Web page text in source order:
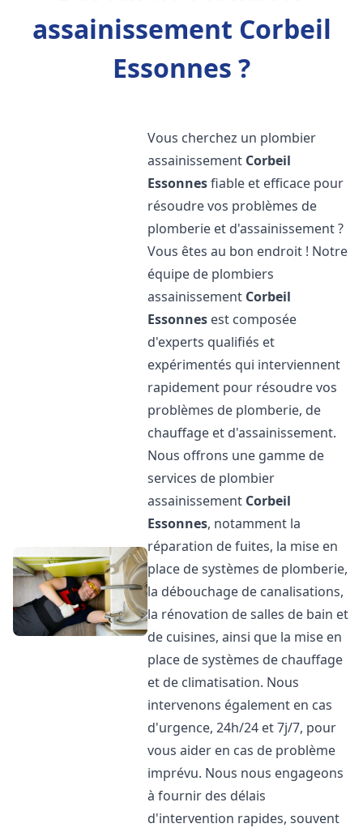
assainissement Corbeil
Essonnes ?
Vous cherchez un plombier
assainissement Corbeil
Essonnesfiable et efficace pour
résoudre vos problèmes de
plomberie et d'assainissement ?
Vous êtes au bon endroit ! Notre
équipe de plombiers
assainissement Corbeil
Essonnes est composée
d'experts qualifiés et
expérimentés qui interviennent
rapidement pour résoudre vos
problèmes de plomberie, de
chauffage et d'assainissement.
Nous offrons une gamme de
services de plombier
assainissement Corbeil
Essonnes, notamment la
réparation de fuites, la mise en
place de systèmes de plomberie,
la débouchage de canalisations,
la rénovation de salles de bain et
de cuisines, ainsi que la mise en
place de systèmes de chauffage
et de climatisation. Nous
intervenons également en cas
d'urgence, 24h/24 et 7j/7, pour
vous aider en cas de problème
imprévu. Nous nous engageons
à fournir des délais
d'intervention rapides, souvent